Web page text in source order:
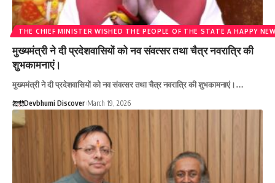
THE CHIEF MINISTER WISHED THE PEOPLE OF THE STATE A HAPPY
मुख्यमंत्री ने दी प्रदेशवासियों को नव संवत्सर तथा चैत्र नवरात्रि की
शुभकामनाएं।
मुख्यमंत्री ने दी प्रदेशवासियों को नव संवत्सर तथा चैत्र नवरात्रि की शुभकामनाएं।…
Devbhumi Discover March 19, 2026